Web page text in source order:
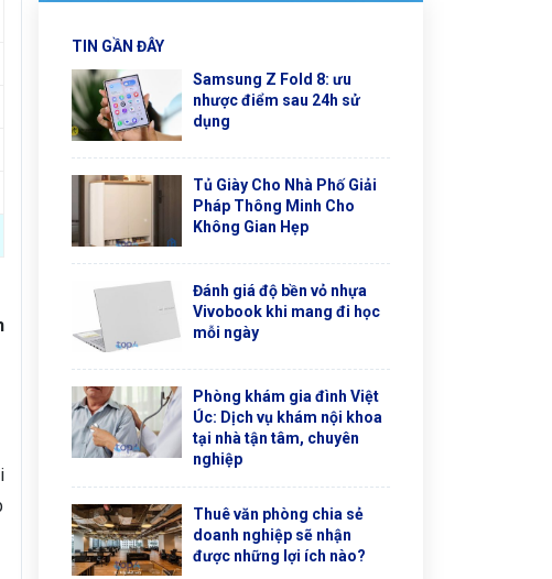
TIN GẦN ĐÂY
Samsung Z Fold 8: ưu
nhược điểm sau 24h sử
dụng
Tủ Giày Cho Nhà Phố Giải
Pháp Thông Minh Cho
Không Gian Hẹp
Đánh giá độ bền vỏ nhựa
Vivobook khi mang đi học
mỗi ngày
Phòng khám gia đình Việt
Úc: Dịch vụ khám nội khoa
tại nhà tận tâm, chuyên
nghiệp
Thuê văn phòng chia sẻ
doanh nghiệp sẽ nhận
được những lợi ích nào?